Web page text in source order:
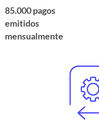
85.000 pagos
emitidos
mensualmente